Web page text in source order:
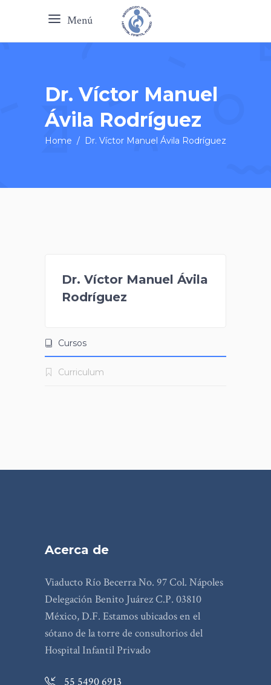
Menú
Dr. Víctor Manuel
Ávila Rodríguez
Home / Dr. Víctor Manuel Ávila Rodríguez
Dr. Víctor Manuel Ávila
Rodríguez
Cursos
Curriculum
Acerca de
Viaducto Río Becerra No. 97 Col. Nápoles
Delegación Benito Juárez C.P. 03810
México, D.F. Estamos ubicados en el
sótano de la torre de consultorios del
Hospital Infantil Privado
55 5490 6913